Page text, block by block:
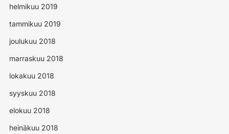
helmikuu 2019
tammikuu 2019
joulukuu 2018
marraskuu 2018
lokakuu 2018
syyskuu 2018
elokuu 2018
heinäkuu 2018